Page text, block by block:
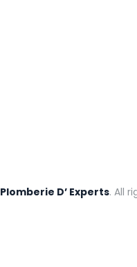
Plomberie D’ Experts. All